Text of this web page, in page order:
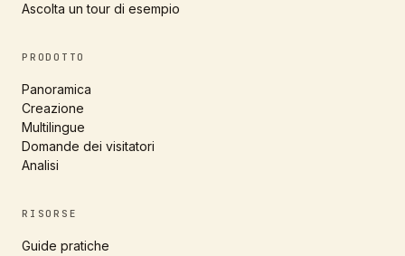
Ascolta un tour di esempio
PRODOTTO
Panoramica
Creazione
Multilingue
Domande dei visitatori
Analisi
RISORSE
Guide pratiche